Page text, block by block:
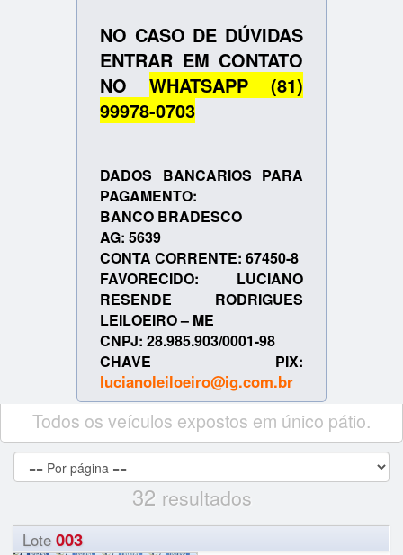
NO CASO DE DÚVIDAS
ENTRAR EM CONTATO
NO WHATSAPP (81)
99978-0703
DADOS BANCARIOS PARA
PAGAMENTO:
BANCO BRADESCO
AG: 5639
CONTA CORRENTE: 67450-8
FAVORECIDO: LUCIANO
RESENDE RODRIGUES
LEILOEIRO – ME
CNPJ: 28.985.903/0001-98
CHAVE PIX:
lucianoleiloeiro@ig.com.br
Todos os veículos expostos em único pátio.
32 resultados
Lote 003